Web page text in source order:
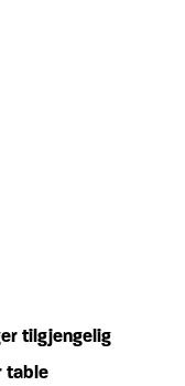
tilgjengelig
table